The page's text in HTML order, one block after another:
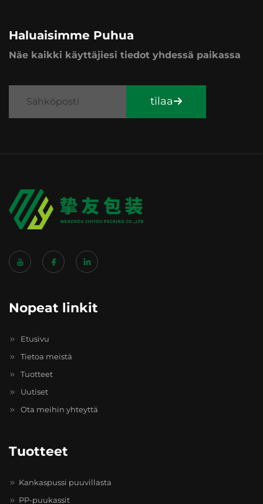
Haluaisimme Puhua
Näe kaikki käyttäjiesi tiedot yhdessä paikassa
tilaa
Nopeat linkit
Etusivu
Tietoa meistä
Tuotteet
Uutiset
Ota meihin yhteyttä
Tuotteet
Kankaspussi puuvillasta
PP-puukassit